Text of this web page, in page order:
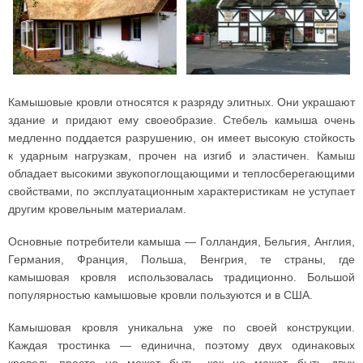
Камышовые кровли относятся к разряду элитных. Они украшают
здание и придают ему своеобразие. Стебель камыша очень
медленно поддается разрушению, он имеет высокую стойкость
к ударным нагрузкам, прочен на изгиб и эластичен. Камыш
обладает высокими звукопоглощающими и теплосберегающими
свойствами, по эксплуатационным характеристикам не уступает
другим кровельным материалам.
Основные потребители камыша — Голландия, Бельгия, Англия,
Германия, Франция, Польша, Венгрия, те страны, где
камышовая кровля использовалась традиционно. Большой
популярностью камышовые кровли пользуются и в США.
Камышовая кровля уникальна уже по своей конструкции.
Каждая тростинка — единична, поэтому двух одинаковых